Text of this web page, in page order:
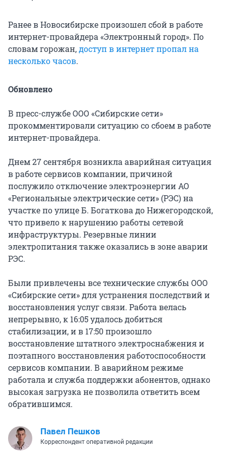
Ранее в Новосибирске произошел сбой в работе
интернет-провайдера «Электронный город». По
словам горожан,доступ в интернет пропал на
несколько часов.
Обновлено
В пресс-службе ООО «Сибирские сети»
прокомментировали ситуацию со сбоем в работе
интернет-провайдера.
Днем 27 сентября возникла аварийная ситуация
в работе сервисов компании, причиной
послужило отключение электроэнергии АО
«Региональные электрические сети» (РЭС) на
участке по улице Б. Богаткова до Нижегородской,
что привело к нарушению работы сетевой
инфраструктуры. Резервные линии
электропитания также оказались в зоне аварии
РЭС.
Были привлечены все технические службы ООО
«Сибирские сети» для устранения последствий и
восстановления услуг связи. Работа велась
непрерывно, к 16:05 удалось добиться
стабилизации, и в 17:50 произошло
восстановление штатного электроснабжения и
поэтапного восстановления работоспособности
сервисов компании. В аварийном режиме
работала и служба поддержки абонентов, однако
высокая загрузка не позволила ответить всем
обратившимся.
Павел Пешков
Корреспондент оперативной редакции